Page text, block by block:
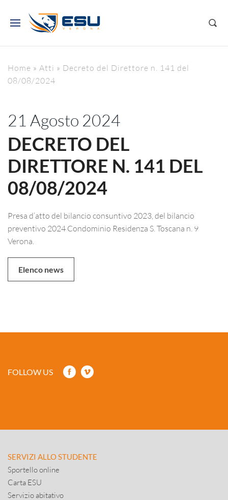
Home » Atti » Decreto del Direttore n. 141 del
08/08/2024
21 Agosto 2024
DECRETO DEL
DIRETTORE N. 141 DEL
08/08/2024
Presa d’atto del bilancio consuntivo 2023, del bilancio
preventivo 2024 Condominio Residenza S. Toscana n. 9
Verona.
Elenco news
FOLLOW US
SERVIZI ALLO STUDENTE
Sportello online
Carta ESU
Servizio abitativo